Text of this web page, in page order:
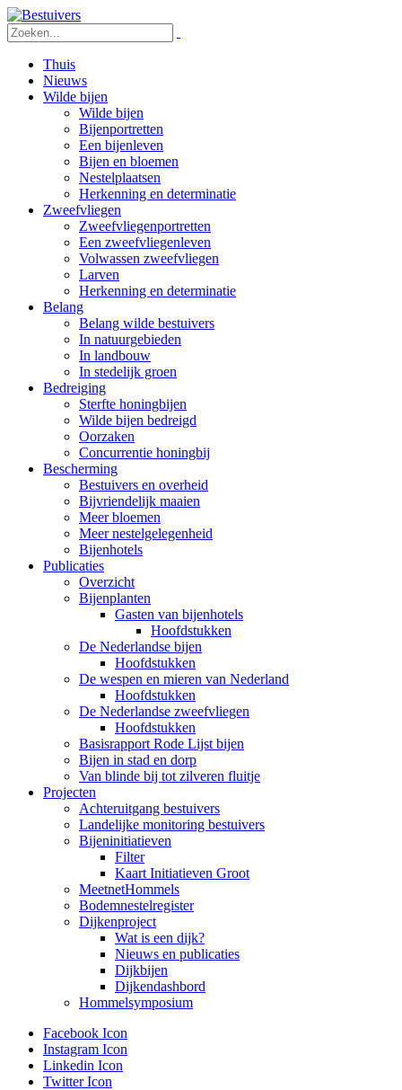
Thuis
Nieuws
Wilde bijen
Wilde bijen
Bijenportretten
Een bijenleven
Bijen en bloemen
Nestelplaatsen
Herkenning en determinatie
Zweefvliegen
Zweefvliegenportretten
Een zweefvliegenleven
Volwassen zweefvliegen
Larven
Herkenning en determinatie
Belang
Belang wilde bestuivers
In natuurgebieden
In landbouw
In stedelijk groen
Bedreiging
Sterfte honingbijen
Wilde bijen bedreigd
Oorzaken
Concurrentie honingbij
Bescherming
Bestuivers en overheid
Bijvriendelijk maaien
Meer bloemen
Meer nestelgelegenheid
Bijenhotels
Publicaties
Overzicht
Bijenplanten
Gasten van bijenhotels
Hoofdstukken
De Nederlandse bijen
Hoofdstukken
De wespen en mieren van Nederland
Hoofdstukken
De Nederlandse zweefvliegen
Hoofdstukken
Basisrapport Rode Lijst bijen
Bijen in stad en dorp
Van blinde bij tot zilveren fluitje
Projecten
Achteruitgang bestuivers
Landelijke monitoring bestuivers
Bijeninitiatieven
Filter
Kaart Initiatieven Groot
MeetnetHommels
Bodemnestelregister
Dijkenproject
Wat is een dijk?
Nieuws en publicaties
Dijkbijen
Dijkendashbord
Hommelsymposium
Facebook Icon
Instagram Icon
Linkedin Icon
Twitter Icon